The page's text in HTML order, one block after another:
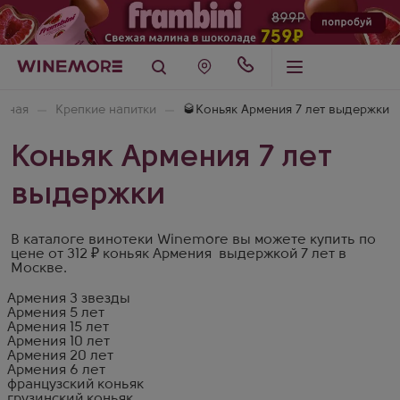
Крепкие напитки 🥃Коньяк Армения 7 лет выдержки
Коньяк Армения 7 лет
выдержки
В каталоге винотеки Winemore вы можете купить по
цене от 312 ₽ коньяк Армения выдержкой 7 лет в
Москве.
Армения 3 звезды
Армения 5 лет
Армения 15 лет
Армения 10 лет
Армения 20 лет
Армения 6 лет
французский коньяк